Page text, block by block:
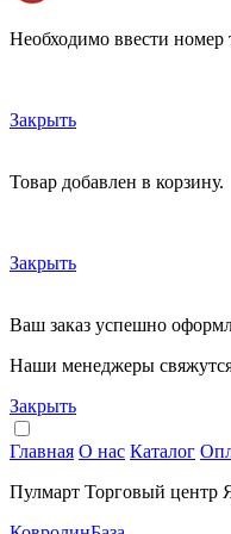
Необходимо ввести номер
Закрыть
Товар добавлен в корзину.
Закрыть
Ваш заказ успешно
Наши менеджеры
Закрыть
Главная О нас Каталог
Пулмарт Торговый центр